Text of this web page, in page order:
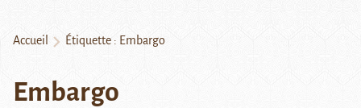
Accueil Étiquette : Embargo
Embargo